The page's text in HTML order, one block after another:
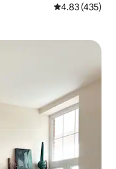
Calificación
4.83 (435)